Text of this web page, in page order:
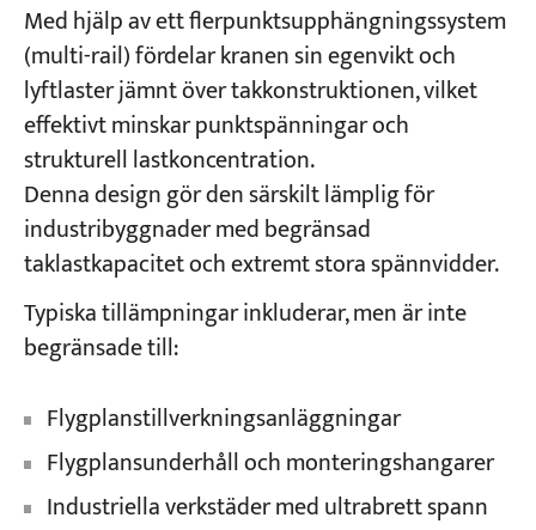
Med hjälp av ett flerpunktsupphängningssystem
(multi-rail) fördelar kranen sin egenvikt och
lyftlaster jämnt över takkonstruktionen, vilket
effektivt minskar punktspänningar och
strukturell lastkoncentration.
Denna design gör den särskilt lämplig för
industribyggnader med begränsad
taklastkapacitet och extremt stora spännvidder.
Typiska tillämpningar inkluderar, men är inte
begränsade till:
Flygplanstillverkningsanläggningar
Flygplansunderhåll och monteringshangarer
Industriella verkstäder med ultrabrett spann